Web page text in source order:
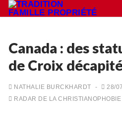
Aller
au
Rechercher
Accueil
Canada : des
de Croix
NATHALIE BURCKHARDT - 28/
RADAR DE LA CHRISTIANOPHOBIE